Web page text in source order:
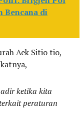
Bencana di
Aek Sitio tio,
ketika kita
peraturan